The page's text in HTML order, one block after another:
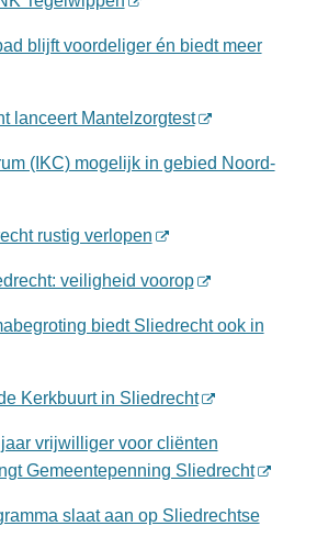
blijft voordeliger én biedt meer
lanceert Mantelzorgtest
(IKC) mogelijk in gebied Noord-
rustig verlopen
veiligheid voorop
biedt Sliedrecht ook in
Kerkbuurt in Sliedrecht
vrijwilliger voor cliënten
Gemeentepenning Sliedrecht
slaat aan op Sliedrechtse